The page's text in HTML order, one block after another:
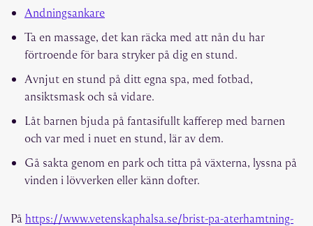
Andningsankare
Ta en massage, det kan räcka med att nån du har
förtroende för bara stryker på dig en stund.
Avnjut en stund på ditt egna spa, med fotbad,
ansiktsmask och så vidare.
Låt barnen bjuda på fantasifullt kafferep med barnen
och var med i nuet en stund, lär av dem.
Gå sakta genom en park och titta på växterna, lyssna på
vinden i lövverken eller känn dofter.
På https://www.vetenskaphalsa.se/brist-pa-aterhamtning-